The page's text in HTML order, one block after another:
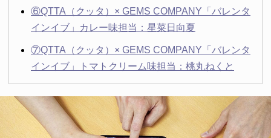
⑥QTTA（クッタ）× GEMS COMPANY「バレンタ
インイブ」カレー味担当：星菜日向夏
⑦QTTA（クッタ）× GEMS COMPANY「バレンタ
インイブ」トマトクリーム味担当：桃丸ねくと